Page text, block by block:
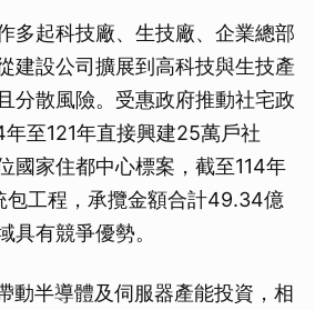
多起科技廠、生技廠、企業總部
建設公司擴展到高科技與生技產
分散風險。受惠政府推動社宅政
至121年直接興建25萬戶社
國家住都中心標案，截至114年
包工程，承攬金額合計49.34億
具有競爭優勢。
動半導體及伺服器產能投資，相